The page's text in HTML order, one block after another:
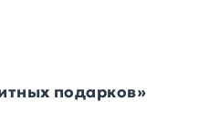
подарков»